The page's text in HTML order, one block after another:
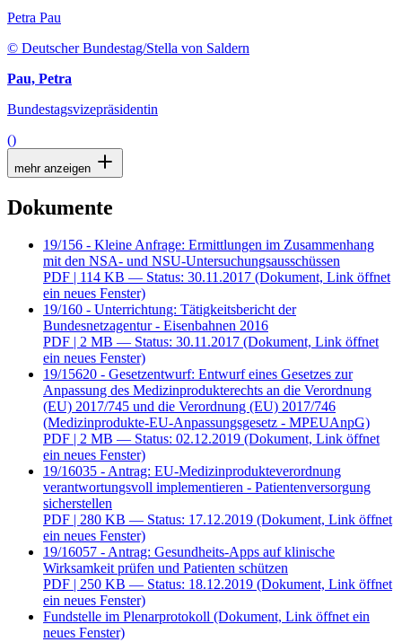
Petra Pau
© Deutscher Bundestag/Stella von Saldern
Pau, Petra
Bundestagsvizepräsidentin
()
mehr anzeigen
Dokumente
19/156 - Kleine Anfrage: Ermittlungen im Zusammenhang
mit den NSA- und NSU-Untersuchungsausschüssen
PDF | 114 KB — Status: 30.11.2017 (Dokument, Link öffnet
ein neues Fenster)
19/160 - Unterrichtung: Tätigkeitsbericht der
Bundesnetzagentur - Eisenbahnen 2016
PDF | 2 MB — Status: 30.11.2017 (Dokument, Link öffnet
ein neues Fenster)
19/15620 - Gesetzentwurf: Entwurf eines Gesetzes zur
Anpassung des Medizinprodukterechts an die Verordnung
(EU) 2017/745 und die Verordnung (EU) 2017/746
(Medizinprodukte-EU-Anpassungsgesetz - MPEUAnpG)
PDF | 2 MB — Status: 02.12.2019 (Dokument, Link öffnet
ein neues Fenster)
19/16035 - Antrag: EU-Medizinprodukteverordnung
verantwortungsvoll implementieren - Patientenversorgung
sicherstellen
PDF | 280 KB — Status: 17.12.2019 (Dokument, Link öffnet
ein neues Fenster)
19/16057 - Antrag: Gesundheits-Apps auf klinische
Wirksamkeit prüfen und Patienten schützen
PDF | 250 KB — Status: 18.12.2019 (Dokument, Link öffnet
ein neues Fenster)
Fundstelle im Plenarprotokoll (Dokument, Link öffnet ein
neues Fenster)